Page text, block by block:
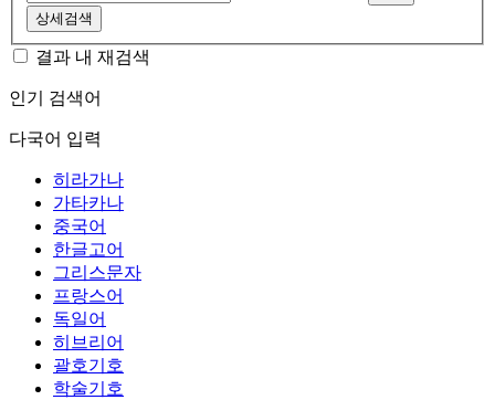
상세검색
결과 내 재검색
인기 검색어
다국어 입력
히라가나
가타카나
중국어
한글고어
그리스문자
프랑스어
독일어
히브리어
괄호기호
학술기호